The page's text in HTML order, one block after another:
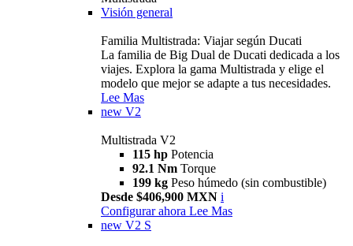
Visión general
Familia Multistrada: Viajar según Ducati
La familia de Big Dual de Ducati dedicada a los
viajes. Explora la gama Multistrada y elige el
modelo que mejor se adapte a tus necesidades.
Lee Mas
new V2
Multistrada V2
115 hp Potencia
92.1 Nm Torque
199 kg Peso húmedo (sin combustible)
Desde $406,900 MXN i
Configurar ahora Lee Mas
new V2 S